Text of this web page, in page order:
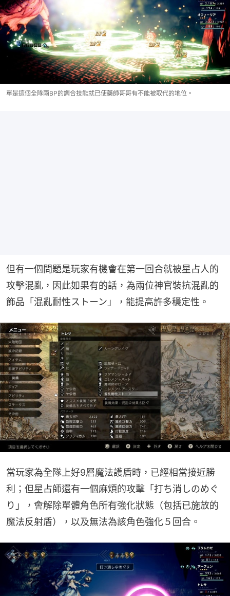
單是這個全隊兩BP的調合技能就已使藥師哥哥有不能被取代的地位。
但有一個問題是玩家有機會在第一回合就被星占人的
攻擊混亂，因此如果有的話，為兩位神官裝抗混亂的
飾品「混亂耐性ストーン」，能提高許多穩定性。
當玩家為全隊上好9層魔法護盾時，已經相當接近勝
利；但星占師還有一個麻煩的攻擊「打ち消しのめぐ
り」，會解除單體角色所有強化狀態（包括已施放的
魔法反射盾），以及無法為該角色強化５回合。